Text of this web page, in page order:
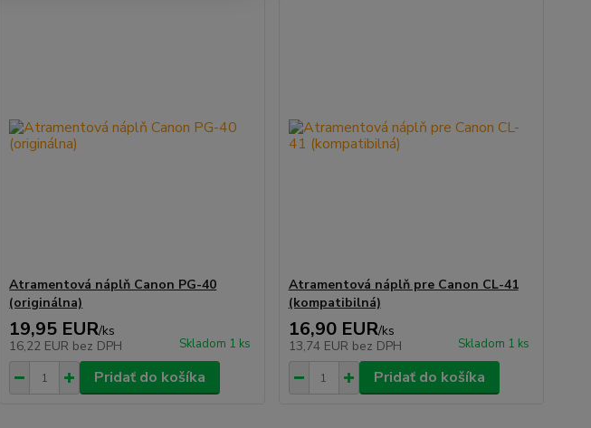
Atramentová náplň Canon PG-40
(originálna)
19,95 EUR/ks
16,22 EUR bez DPH Skladom 1 ks
Pridať do košíka
Atramentová náplň pre Canon CL-41
(kompatibilná)
16,90 EUR/ks
13,74 EUR bez DPH Skladom 1 ks
Pridať do košíka